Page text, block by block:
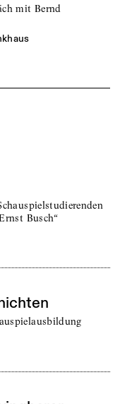
mit Bernd
Busch“